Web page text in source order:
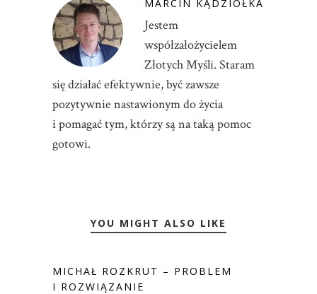
MARCIN KĄDZIOŁKA
Jestem
współzałożycielem
Złotych Myśli. Staram
się działać efektywnie, być zawsze
pozytywnie nastawionym do życia
i pomagać tym, którzy są na taką pomoc
gotowi.
YOU MIGHT ALSO LIKE
MICHAŁ ROZKRUT – PROBLEM
I ROZWIĄZANIE